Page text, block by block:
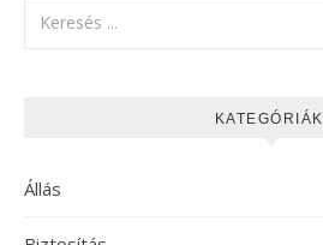
KATEGÓRIÁK
Állás